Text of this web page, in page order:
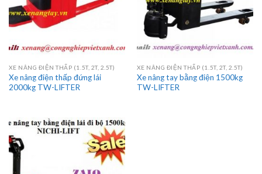
XE NÂNG ĐIỆN THẤP (1.5T, 2T, 2.5T)
Xe nâng điện thấp đứng lái
2000kg TW-LIFTER
XE NÂNG ĐIỆN THẤP (1.5T, 2T, 2.5T)
Xe nâng tay bằng điện 1500kg
TW-LIFTER